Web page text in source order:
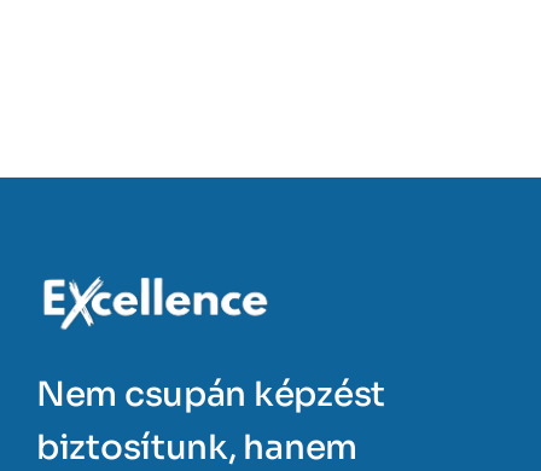
Nem csupán képzést
biztosítunk, hanem